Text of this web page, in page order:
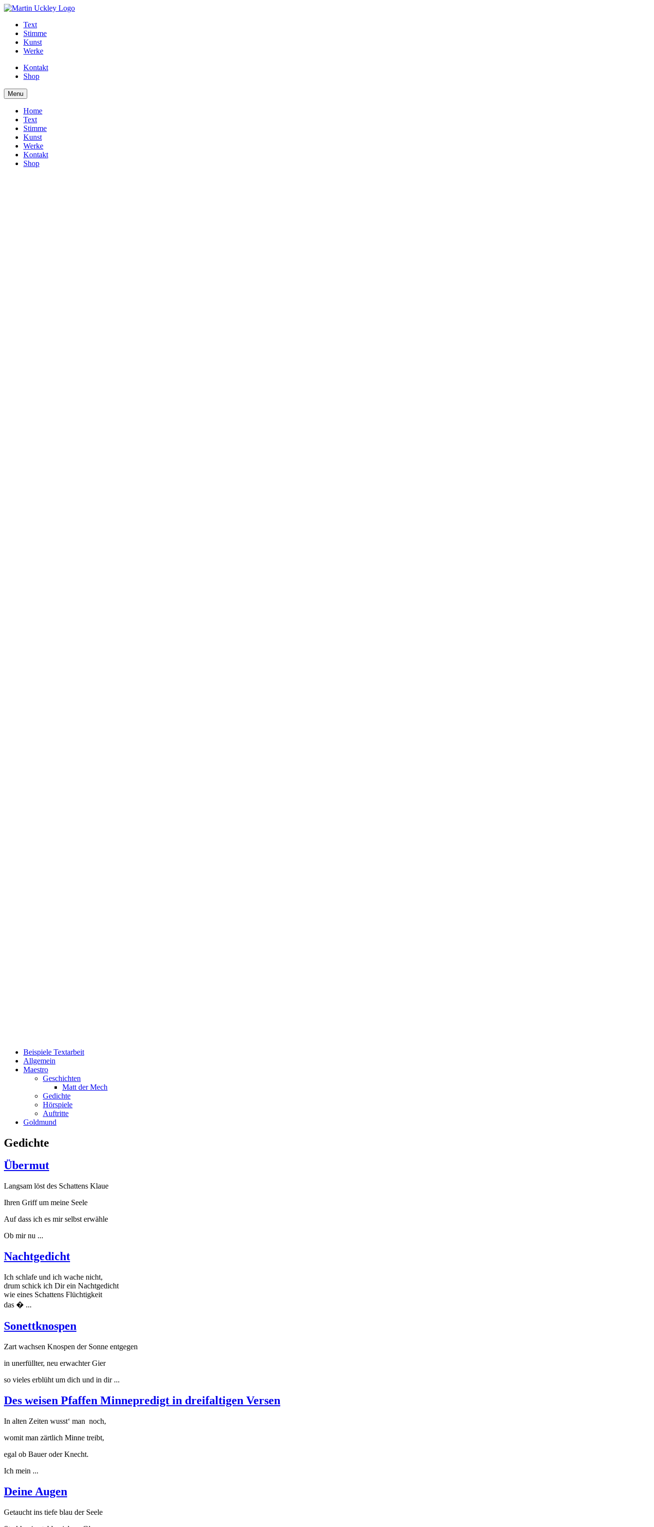
Text
Stimme
Kunst
Werke
Kontakt
Shop
Menu
Home
Text
Stimme
Kunst
Werke
Kontakt
Shop
Beispiele Textarbeit
Allgemein
Maestro
Geschichten
Matt der Mech
Gedichte
Hörspiele
Auftritte
Goldmund
Gedichte
Übermut
Langsam löst des Schattens Klaue
Ihren Griff um meine Seele
Auf dass ich es mir selbst erwähle
Ob mir nu ...
Nachtgedicht
Ich schlafe und ich wache nicht,
drum schick ich Dir ein Nachtgedicht
wie eines Schattens Flüchtigkeit
das � ...
Sonettknospen
Zart wachsen Knospen der Sonne entgegen
in unerfüllter, neu erwachter Gier
so vieles erblüht um dich und in dir ...
Des weisen Pfaffen Minnepredigt in dreifaltigen Versen
In alten Zeiten wusst‘ man noch,
womit man zärtlich Minne treibt,
egal ob Bauer oder Knecht.
Ich mein ...
Deine Augen
Getaucht ins tiefe blau der Seele